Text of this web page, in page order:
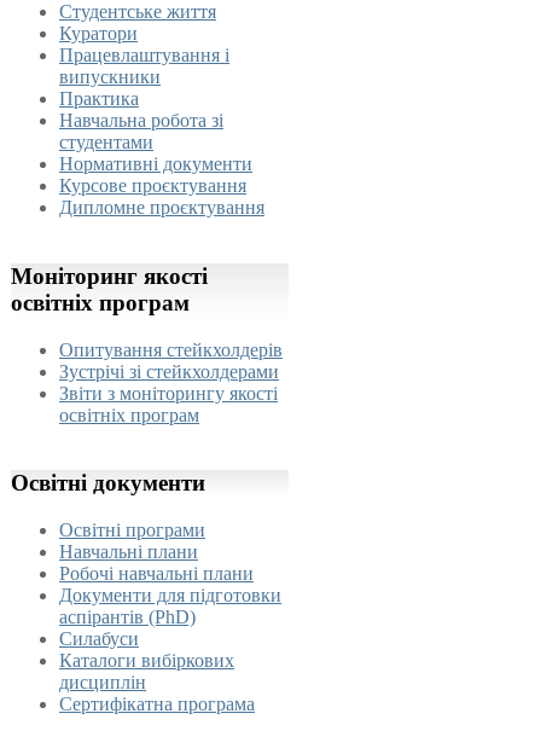
Студентське життя
Куратори
Працевлаштування і
випускники
Практика
Навчальна робота зі
студентами
Нормативні документи
Курсове проєктування
Дипломне проєктування
Моніторинг якості
освітніх програм
Опитування стейкхолдерів
Зустрічі зі стейкхолдерами
Звіти з моніторингу якості
освітніх програм
Освітні документи
Освітні програми
Навчальні плани
Робочі навчальні плани
Документи для підготовки
аспірантів (PhD)
Силабуси
Каталоги вибіркових
дисциплін
Сертифікатна програма